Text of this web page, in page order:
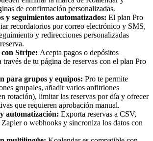
de confirmación personalizadas.
y seguimientos automatizados: El plan Pro
recordatorios por correo electrónico y SMS,
y redirecciones personalizadas
Stripe: Acepta pagos o depósitos
través de tu página de reservas con el plan Pro
para grupos y equipos: Pro te permite
grupales, añadir varios anfitriones
rotación), limitar las reservas por día y ofrecer
que requieren aprobación manual.
automatización: Exporta reservas a CSV,
o webhooks y sincroniza los datos con